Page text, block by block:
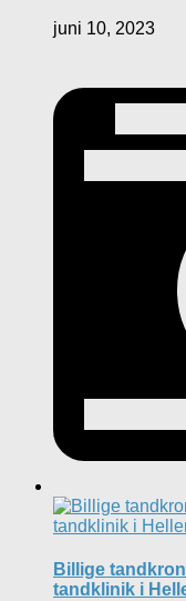
juni 10, 2023
Billige
tandklinik i